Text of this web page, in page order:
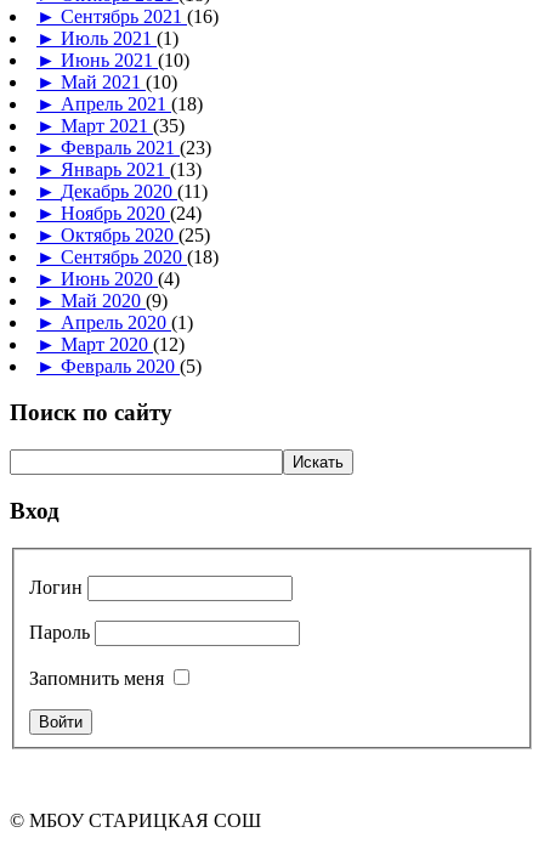
► Сентябрь 2021 (16)
► Июль 2021 (1)
► Июнь 2021 (10)
► Май 2021 (10)
► Апрель 2021 (18)
► Март 2021 (35)
► Февраль 2021 (23)
► Январь 2021 (13)
► Декабрь 2020 (11)
► Ноябрь 2020 (24)
► Октябрь 2020 (25)
► Сентябрь 2020 (18)
► Июнь 2020 (4)
► Май 2020 (9)
► Апрель 2020 (1)
► Март 2020 (12)
► Февраль 2020 (5)
Поиск по сайту
Вход
Логин
Пароль
Запомнить меня
© МБОУ СТАРИЦКАЯ СОШ